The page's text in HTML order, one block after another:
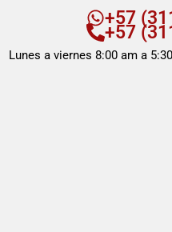
+57
+57
Lunes a viernes 8:00 am a